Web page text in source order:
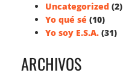
Uncategorized (2)
Yo qué sé (10)
Yo soy E.S.A. (31)
ARCHIVOS